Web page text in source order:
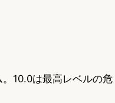
10.0は最高レベルの危